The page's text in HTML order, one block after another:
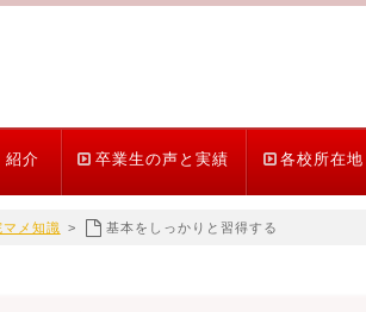
紹介 卒業生の声と実績 各校所在地
マメ知識 > 基本をしっかりと習得する